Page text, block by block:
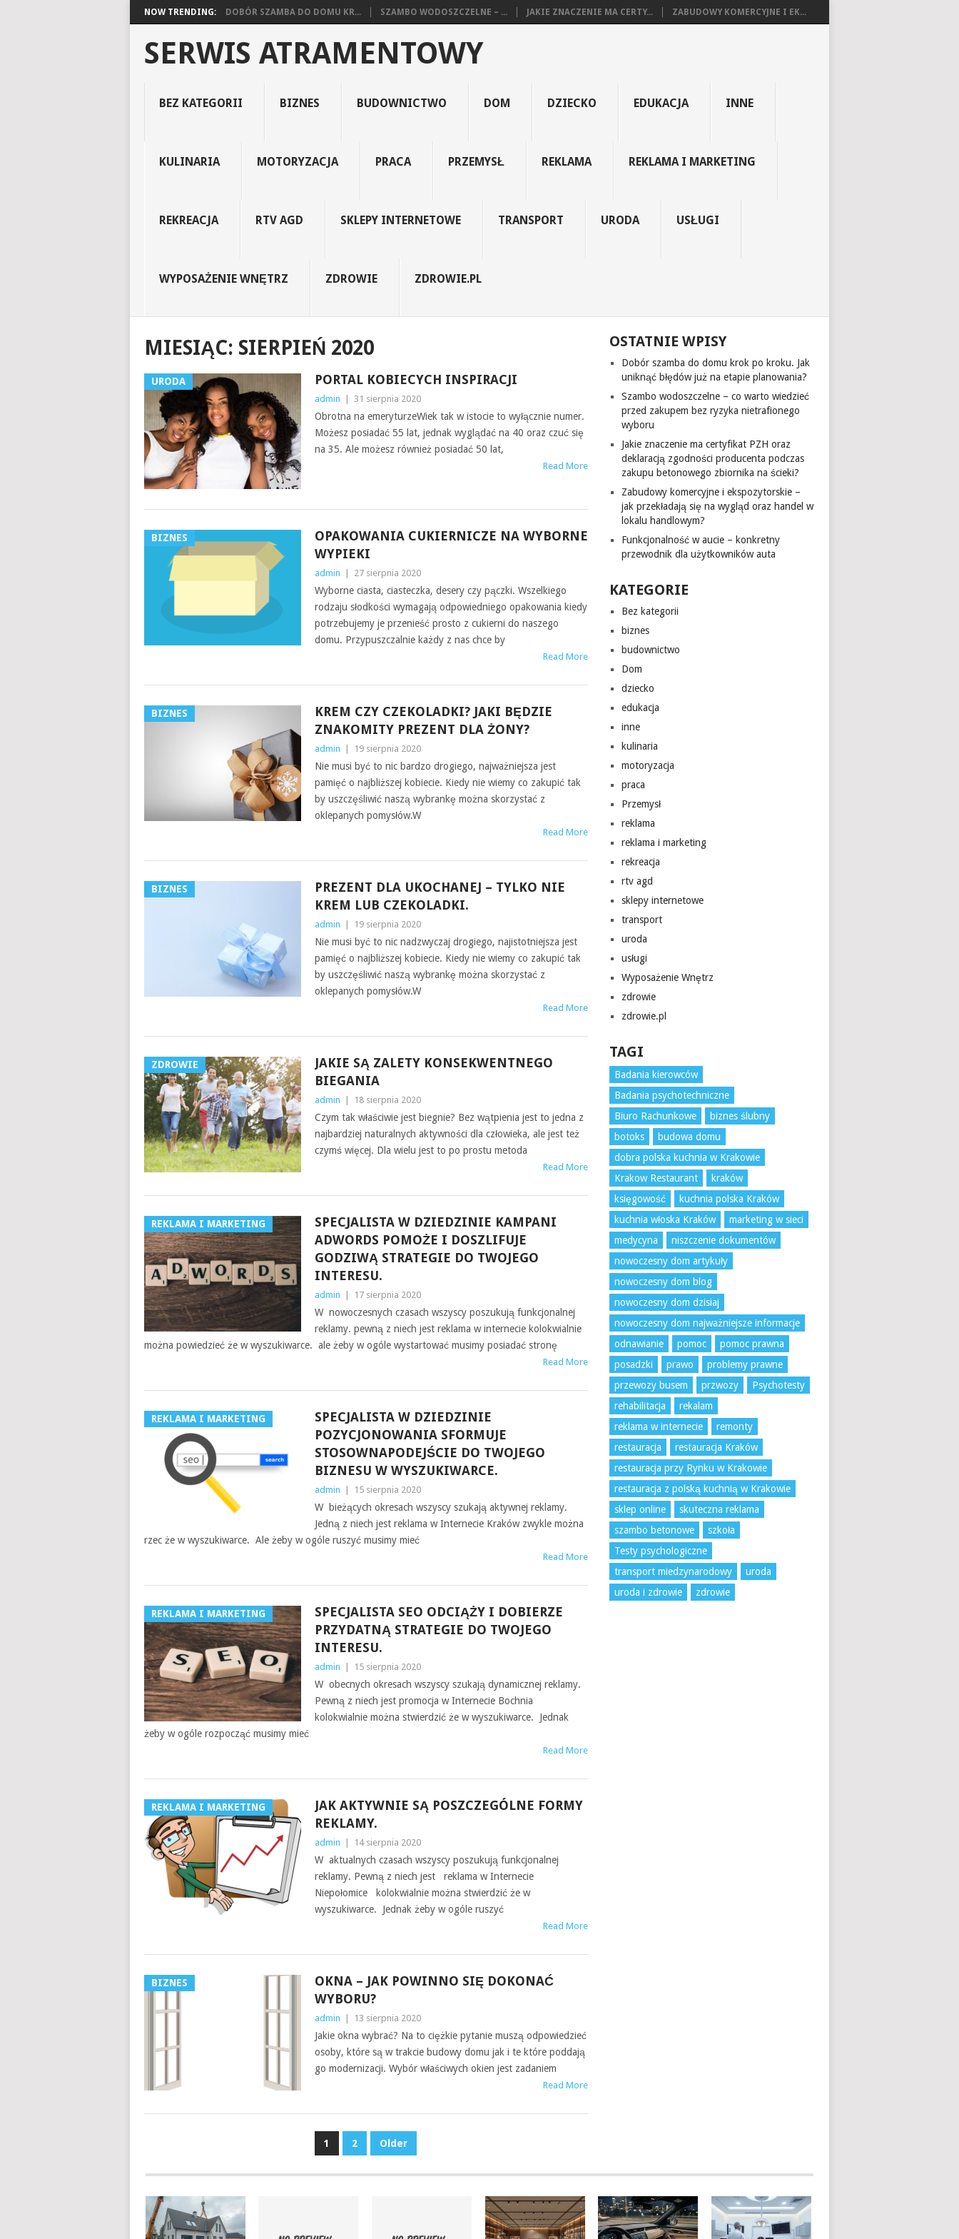
NOW TRENDING: DOBÓR SZAMBA DO DOMU KR... SZAMBO WODOSZCZELNE – ... JAKIE ZNACZENIE MA CERTY... ZABUDOWY KOMERCYJNE I EK...
SERWIS ATRAMENTOWY
BEZ KATEGORII BIZNES BUDOWNICTWO DOM DZIECKO EDUKACJA INNE
KULINARIA MOTORYZACJA PRACA PRZEMYSŁ REKLAMA REKLAMA I MARKETING
REKREACJA RTV AGD SKLEPY INTERNETOWE TRANSPORT URODA USŁUGI
WYPOSAŻENIE WNĘTRZ ZDROWIE ZDROWIE.PL
MIESIĄC: SIERPIEŃ 2020
URODA PORTAL KOBIECYCH INSPIRACJI
admin 31 sierpnia 2020
Obrotna na emeryturzeWiek tak w istocie to wyłącznie numer.
Możesz posiadać 55 lat, jednak wyglądać na 40 oraz czuć się
na 35. Ale możesz również posiadać 50 lat,
Read More
BIZNES
OPAKOWANIA CUKIERNICZE NA WYBORNE
WYPIEKI
admin 27 sierpnia 2020
Wyborne ciasta, ciasteczka, desery czy pączki. Wszelkiego
rodzaju słodkości wymagają odpowiedniego opakowania kiedy
potrzebujemy je przenieść prosto z cukierni do naszego
domu. Przypuszczalnie każdy z nas chce by
Read More
BIZNES
KREM CZY CZEKOLADKI? JAKI BĘDZIE
ZNAKOMITY PREZENT DLA ŻONY?
admin 19 sierpnia 2020
Nie musi być to nic bardzo drogiego, najważniejsza jest
pamięć o najbliższej kobiecie. Kiedy nie wiemy co zakupić tak
by uszczęśliwić naszą wybrankę można skorzystać z
oklepanych pomysłów.W
Read More
BIZNES
PREZENT DLA UKOCHANEJ – TYLKO NIE
KREM LUB CZEKOLADKI.
admin 19 sierpnia 2020
Nie musi być to nic nadzwyczaj drogiego, najistotniejsza jest
pamięć o najbliższej kobiecie. Kiedy nie wiemy co zakupić tak
by uszczęśliwić naszą wybrankę można skorzystać z
oklepanych pomysłów.W
Read More
ZDROWIE
JAKIE SĄ ZALETY KONSEKWENTNEGO
BIEGANIA
admin 18 sierpnia 2020
Czym tak właściwie jest biegnie? Bez wątpienia jest to jedna z
najbardziej naturalnych aktywności dla człowieka, ale jest też
czymś więcej. Dla wielu jest to po prostu metoda
Read More
REKLAMA I MARKETING
SPECJALISTA W DZIEDZINIE KAMPANI
ADWORDS POMOŻE I DOSZLIFUJE
GODZIWĄ STRATEGIE DO TWOJEGO
INTERESU.
admin 17 sierpnia 2020
W nowoczesnych czasach wszyscy poszukują funkcjonalnej
reklamy. pewną z niech jest reklama w internecie kolokwialnie
można powiedzieć że w wyszukiwarce. ale żeby w ogóle wystartować musimy posiadać stronę
Read More
REKLAMA I MARKETING
SPECJALISTA W DZIEDZINIE
POZYCJONOWANIA SFORMUJE
STOSOWNAPODEJŚCIE DO TWOJEGO
BIZNESU W WYSZUKIWARCE.
admin 15 sierpnia 2020
W bieżących okresach wszyscy szukają aktywnej reklamy.
Jedną z niech jest reklama w Internecie Kraków zwykle można
rzec że w wyszukiwarce. Ale żeby w ogóle ruszyć musimy mieć
Read More
REKLAMA I MARKETING
SPECJALISTA SEO ODCIĄŻY I DOBIERZE
PRZYDATNĄ STRATEGIE DO TWOJEGO
INTERESU.
admin 15 sierpnia 2020
W obecnych okresach wszyscy szukają dynamicznej reklamy.
Pewną z niech jest promocja w Internecie Bochnia
kolokwialnie można stwierdzić że w wyszukiwarce. Jednak
żeby w ogóle rozpocząć musimy mieć
Read More
REKLAMA I MARKETING
JAK AKTYWNIE SĄ POSZCZEGÓLNE FORMY
REKLAMY.
admin 14 sierpnia 2020
W aktualnych czasach wszyscy poszukują funkcjonalnej
reklamy. Pewną z niech jest reklama w Internecie
Niepołomice kolokwialnie można stwierdzić że w
wyszukiwarce. Jednak żeby w ogóle ruszyć
Read More
BIZNES
OKNA – JAK POWINNO SIĘ DOKONAĆ
WYBORU?
admin 13 sierpnia 2020
Jakie okna wybrać? Na to ciężkie pytanie muszą odpowiedzieć
osoby, które są w trakcie budowy domu jak i te które poddają
go modernizacji. Wybór właściwych okien jest zadaniem
Read More
1 2 Older
OSTATNIE WPISY
Dobór szamba do domu krok po kroku. Jak
uniknąć błędów już na etapie planowania?
Szambo wodoszczelne – co warto wiedzieć
przed zakupem bez ryzyka nietrafionego
wyboru
Jakie znaczenie ma certyfikat PZH oraz
deklaracją zgodności producenta podczas
zakupu betonowego zbiornika na ścieki?
Zabudowy komercyjne i ekspozytorskie –
jak przekładają się na wygląd oraz handel w
lokalu handlowym?
Funkcjonalność w aucie – konkretny
przewodnik dla użytkowników auta
KATEGORIE
Bez kategorii
biznes
budownictwo
Dom
dziecko
edukacja
inne
kulinaria
motoryzacja
praca
Przemysł
reklama
reklama i marketing
rekreacja
rtv agd
sklepy internetowe
transport
uroda
usługi
Wyposażenie Wnętrz
zdrowie
zdrowie.pl
TAGI
Badania kierowców
Badania psychotechniczne
Biuro Rachunkowe
biznes ślubny
botoks
budowa domu
dobra polska kuchnia w Krakowie
Krakow Restaurant
kraków
księgowość
kuchnia polska Kraków
kuchnia włoska Kraków
marketing w sieci
medycyna
niszczenie dokumentów
nowoczesny dom artykuły
nowoczesny dom blog
nowoczesny dom dzisiaj
nowoczesny dom najważniejsze informacje
odnawianie
pomoc
pomoc prawna
posadzki
prawo
problemy prawne
przewozy busem
przwozy
Psychotesty
rehabilitacja
rekalam
reklama w internecie
remonty
restauracja
restauracja Kraków
restauracja przy Rynku w Krakowie
restauracja z polską kuchnią w Krakowie
sklep online
skuteczna reklama
szambo betonowe
szkoła
Testy psychologiczne
transport miedzynarodowy
uroda
uroda i zdrowie
zdrowie